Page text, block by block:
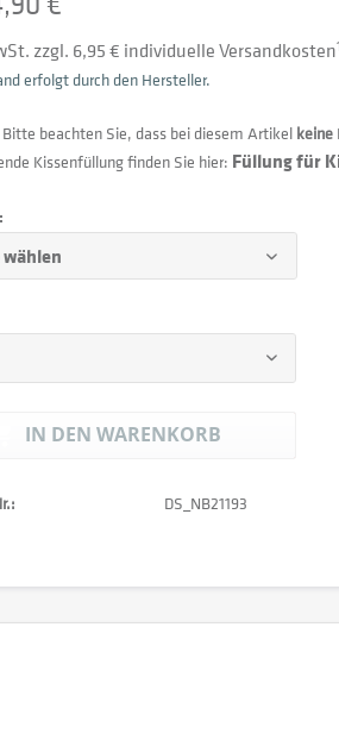
zzgl. 6,95 € individuelle Versandkosten1
erfolgt durch den Hersteller.
Bitte beachten Sie, dass bei diesem Artikel keine
Kissenfüllung finden Sie hier: Füllung für
IN DEN WARENKORB
DS_NB21193